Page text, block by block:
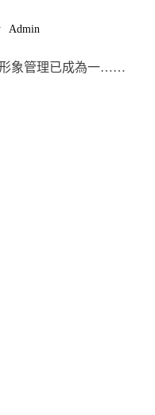
Admin
象管理已成為一……